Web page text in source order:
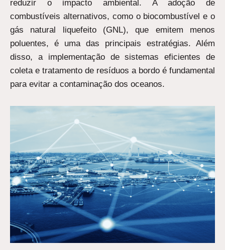
reduzir o impacto ambiental. A adoção de
combustíveis alternativos, como o biocombustível e o
gás natural liquefeito (GNL), que emitem menos
poluentes, é uma das principais estratégias. Além
disso, a implementação de sistemas eficientes de
coleta e tratamento de resíduos a bordo é fundamental
para evitar a contaminação dos oceanos.